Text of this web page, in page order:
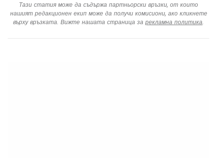
Тази статия може да съдържа партньорски връзки, от които
нашият редакционен екип може да получи комисиони, ако кликнете
върху връзката. Вижте нашата страница за рекламна политика.